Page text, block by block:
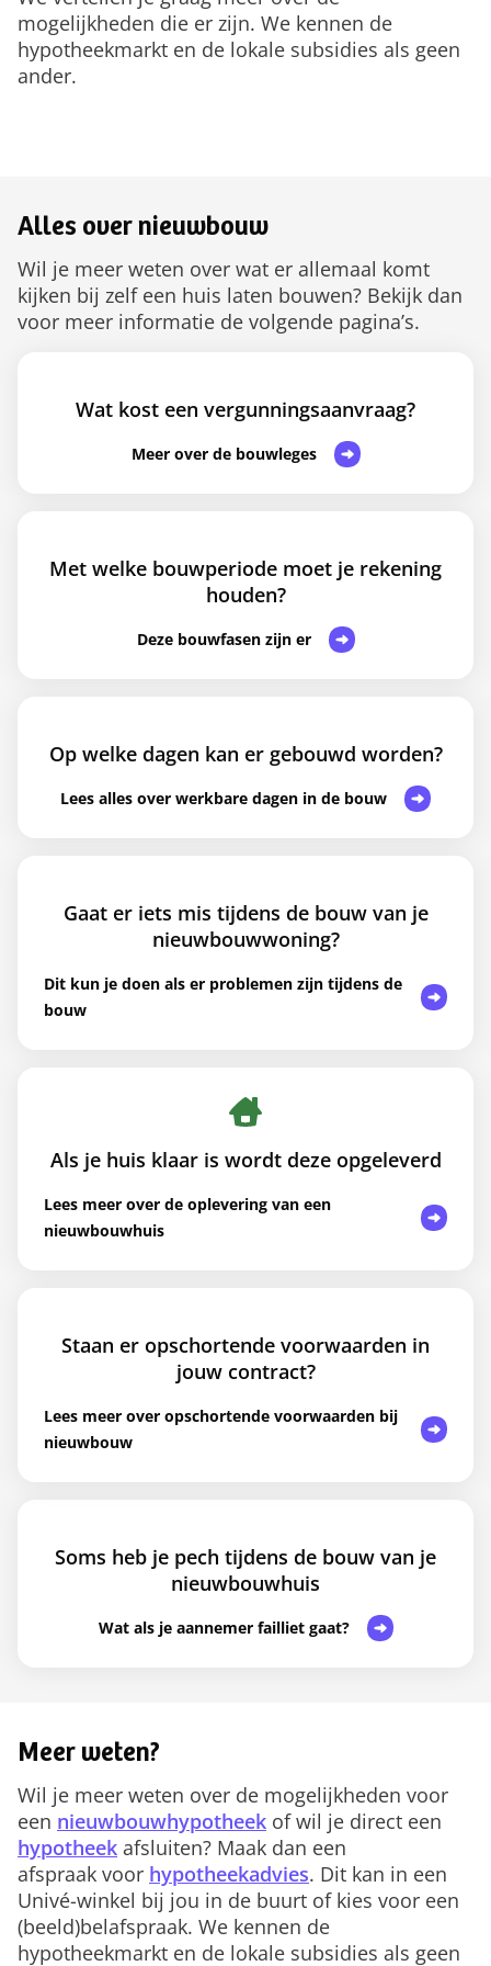
mogelijkheden die er zijn. We kennen de
hypotheekmarkt en de lokale subsidies als geen
ander.
Alles over nieuwbouw
Wil je meer weten over wat er allemaal komt
kijken bij zelf een huis laten bouwen? Bekijk dan
voor meer informatie de volgende pagina’s.
Wat kost een vergunningsaanvraag?
Meer over de bouwleges
Met welke bouwperiode moet je rekening
houden?
Deze bouwfasen zijn er
Op welke dagen kan er gebouwd worden?
Lees alles over werkbare dagen in de bouw
Gaat er iets mis tijdens de bouw van je
nieuwbouwwoning?
Dit kun je doen als er problemen zijn tijdens de
bouw
Als je huis klaar is wordt deze opgeleverd
Lees meer over de oplevering van een
nieuwbouwhuis
Staan er opschortende voorwaarden in
jouw contract?
Lees meer over opschortende voorwaarden bij
nieuwbouw
Soms heb je pech tijdens de bouw van je
nieuwbouwhuis
Wat als je aannemer failliet gaat?
Meer weten?
Wil je meer weten over de mogelijkheden voor
een nieuwbouwhypotheek of wil je direct een
hypotheek afsluiten? Maak dan een
afspraak voor hypotheekadvies. Dit kan in een
Univé-winkel bij jou in de buurt of kies voor een
(beeld)belafspraak. We kennen de
hypotheekmarkt en de lokale subsidies als geen